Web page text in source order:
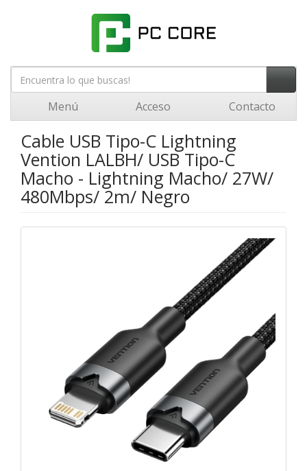
Menú Acceso Contacto
Cable USB Tipo-C Lightning
Vention LALBH/ USB Tipo-C
Macho - Lightning Macho/ 27W/
480Mbps/ 2m/ Negro